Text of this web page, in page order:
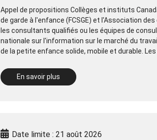
Appel de propositions Collèges et instituts
de garde à l'enfance (FCSGE) et l'Association
les consultants qualifiés ou les équipes de
nationale sur l'information sur le marché du
de la petite enfance solide, mobile et durable. Les
En savoir plus
Date limite : 21 août 2026